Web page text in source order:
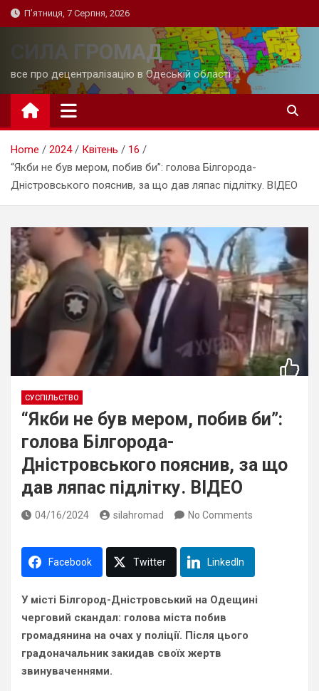
Skip
to
П’ятниця, 7 Серпня, 2026
СИЛА ГРОМАД
все про децентралізацію в Одеській області
Home 2024 Квітень
16
“Якби не був мером, побив би”: голова Білгорода-
Дністровського пояснив, за що дав ляпас підлітку. ВІДЕО
СУСПІЛЬСТВО
“Якби не був мером, побив би”:
голова Білгорода-
Дністровського пояснив, за що
дав ляпас підлітку. ВІДЕО
04/16/2024 silahromad No Comments
Facebook Twitter LinkedIn
У місті Білгород-Дністровський на Одещині
черговий скандал: голова міста побив
громадянина на очах у поліції. Після цього
градоначальник закидав своїх жертв
звинуваченнями.